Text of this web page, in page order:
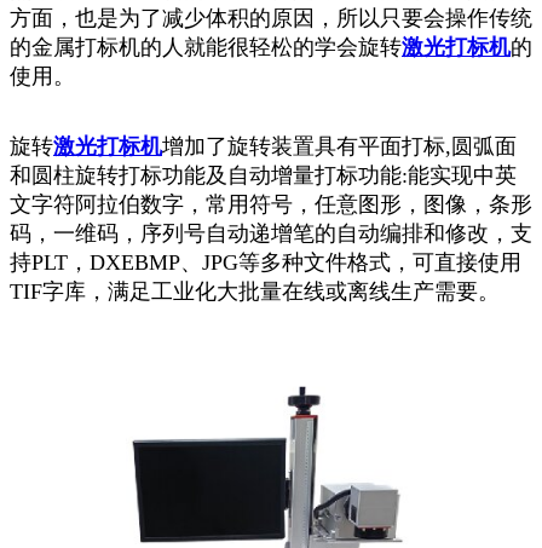
方面，也是为了减少体积的原因，所以只要会操作传统
的金属打标机的人就能很轻松的学会旋转激光打标机的
使用。
旋转激光打标机增加了旋转装置具有平面打标,圆弧面
和圆柱旋转打标功能及自动增量打标功能:能实现中英
文字符阿拉伯数字，常用符号，任意图形，图像，条形
码，一维码，序列号自动递增笔的自动编排和修改，支
持PLT，DXEBMP、JPG等多种文件格式，可直接使用
TIF字库，满足工业化大批量在线或离线生产需要。